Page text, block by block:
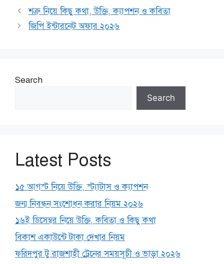
শত্রু নিয়ে কিছু কথা, উক্তি, ক্যাপশন ও কবিতা
জিপি ইন্টারনেট অফার ২০২৬
Search
Search
Latest Posts
১৫ আগস্ট নিয়ে উক্তি, স্ট্যাটাস ও ক্যাপশন
জন্ম নিবন্ধন সংশোধন করার নিয়ম ২০২৬
১৬ই ডিসেম্বর নিয়ে উক্তি, কবিতা ও কিছু কথা
বিকাশ একাউন্টে টাকা দেখার নিয়ম
ফরিদপুর টু রাজশাহী ট্রেনের সময়সূচী ও ভাড়া ২০২৬